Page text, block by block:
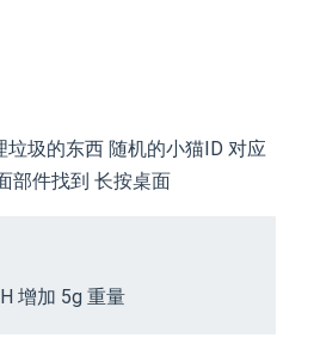
圾的东西 随机的小猫ID 对应
部件找到 长按桌面
增加 5g 重量